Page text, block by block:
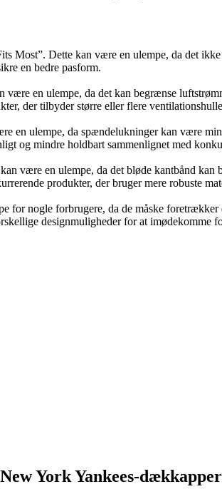
Most”. Dette kan være en ulempe, da det
en bedre pasform.
en ulempe, da det kan begrænse
der tilbyder større eller flere
en ulempe, da spændelukninger kan være
og mindre holdbart sammenlignet med
være en ulempe, da det bløde kantbånd
produkter, der bruger mere robuste
for nogle forbrugere, da de måske
designmuligheder for at imødekomme
York Yankees-dækkapper